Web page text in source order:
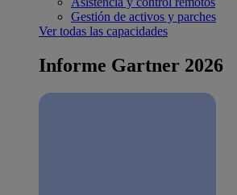
Gestión de activos y parches
Ver todas las capacidades
Informe Gartner 2026